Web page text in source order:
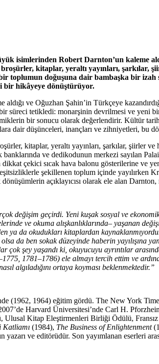
isimlerinden Robert Darnton’un kaleme
kitaplar, yeraltı yayınları, şarkılar,
doğuşuna dair bambaşka bir izah
bir hikâyeye dönüştürüyor.
ve Oğuzhan Şahin’in Türkçeye
süreci tetikledi: monarşinin devrilmesi ve
bir sonucu olarak değerlendirir. Kültür
dair düşünceleri, inançları ve zihniyetleri, bu
kitaplar, yeraltı yayınları, şarkılar, şiirler
ve dedikodunun merkezi sayılan
çekici sıcak hava balonu gösterilerine ve
şekillenen toplum içinde yayılırken
açıklayıcısı olarak ele alan
değişim geçirdi. Yeni kuşak sosyal ve
ve okuma alışkanlıkların­da– yaşanan
ya da okudukları kitaplardan
da ben sokak düze­yinde haberin yayılışına
çok şey yaşandı ki, okuyucuyu ay­rıntılar
1781–1786) ele almayı tercih ettim ve
algıladığını ortaya koyması beklenmektedir.”
1964) eğitim gördü. The New York
Harvard Üniversitesi’nde Carl H.
Kitap Eleştirmenleri Birliği Ödülü,
Katliamı (1984), The Business of Enlightenment
yazarı ve editörüdür. Son yayımlanan eserleri